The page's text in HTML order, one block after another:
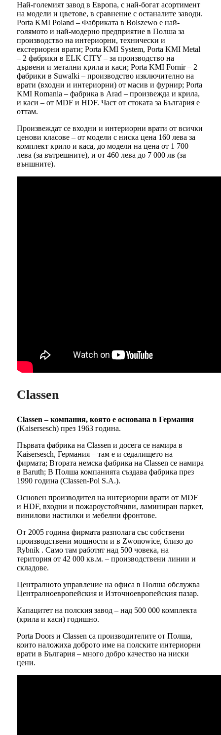
Най-големият завод в Европа, с най-богат асортимент
на модели и цветове, в сравнение с останалите заводи.
Porta KMI Poland – Фабриката в Bolszewo е най-
голямото и най-модерно предприятие в Полша за
производство на интериорни, технически и
екстериорни врати; Porta KMI System, Porta KMI Metal
– 2 фабрики в ELK CITY – за производство на
дървени и метални крила и каси; Porta KMI Fornir – 2
фабрики в Suwalki – производство изключително на
врати (входни и интериорни) от масив и фурнир; Porta
KMI Romania – фабрика в Arad – произвежда и крила,
и каси – от MDF и HDF. Част от стоката за България е
оттам.
Произвеждат се входни и интериорни врати от всички
ценови класове – от модели с ниска цена 160 лева за
комплект крило и каса, до модели на цена от 1 700
лева (за вътрешните), и от 460 лева до 7 000 лв (за
външните).
Classen
Classen – компания, която е основана в Германия
(Kaisersesch) през 1963 година.
Първата фабрика на Classen и досега се намира в
Kaisersesch, Германия – там е и седалището на
фирмата; Втората немска фабрика на Classen се намира
в Baruth; В Полша компанията създава фабрика през
1990 година (Classen-Pol S.A.).
Основен производител на интериорни врати от MDF
и HDF, входни и пожароустойчиви, ламиниран паркет,
винилови настилки и мебелни фронтове.
От 2005 година фирмата разполага със собствени
производствени мощности и в Zwonowice, близо до
Rybnik . Само там работят над 500 човека, на
територия от 42 000 кв.м. – производствени линии и
складове.
Централното управление на офиса в Полша обслужва
Централноевропейския и Източноевропейския пазар.
Капацитет на полския завод – над 500 000 комплекта
(крила и каси) годишно.
Porta Doors и Classen са производителите от Полша,
които наложиха доброто име на полските интериорни
врати в България – много добро качество на ниски
цени.